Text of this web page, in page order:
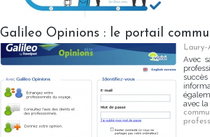
Galileo Opinions : le portail
Laury-
Avec
avec la